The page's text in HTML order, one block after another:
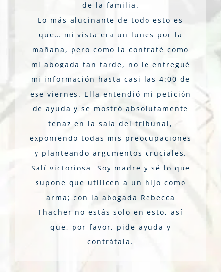
de la familia.
Lo más alucinante de todo esto es
que… mi vista era un lunes por la
mañana, pero como la contraté como
mi abogada tan tarde, no le entregué
mi información hasta casi las 4:00 de
ese viernes. Ella entendió mi petición
de ayuda y se mostró absolutamente
tenaz en la sala del tribunal,
exponiendo todas mis preocupaciones
y planteando argumentos cruciales.
Salí victoriosa. Soy madre y sé lo que
supone que utilicen a un hijo como
arma; con la abogada Rebecca
Thacher no estás solo en esto, así
que, por favor, pide ayuda y
contrátala.